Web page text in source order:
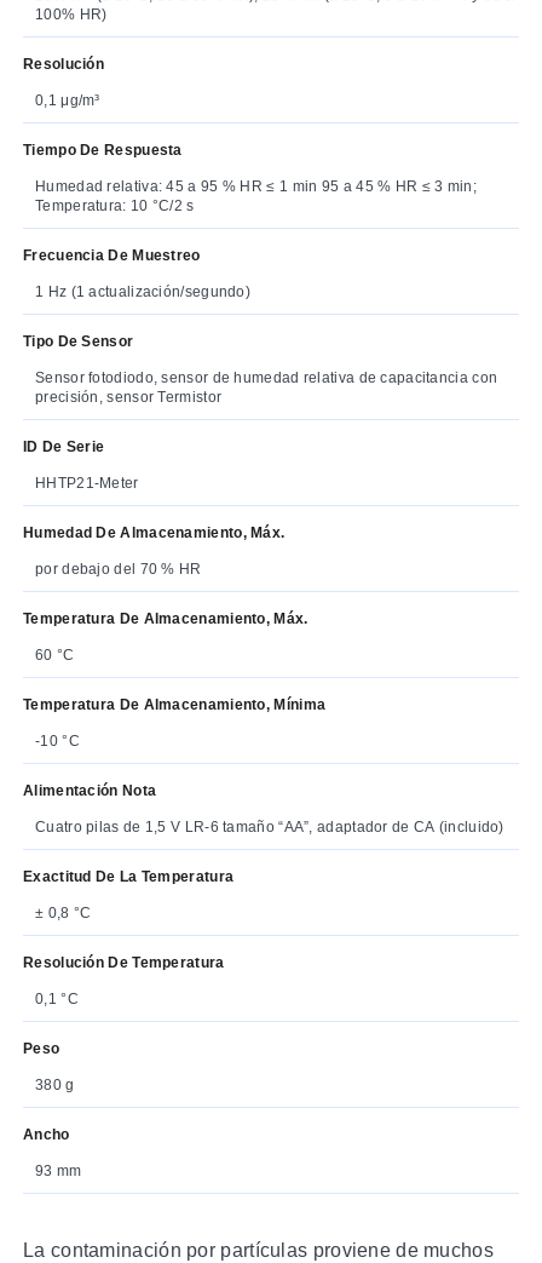
100% HR)
Resolución
0,1 μg/m³
Tiempo De Respuesta
Humedad relativa: 45 a 95 % HR ≤ 1 min 95 a 45 % HR ≤ 3 min;
Temperatura: 10 °C/2 s
Frecuencia De Muestreo
1 Hz (1 actualización/segundo)
Tipo De Sensor
Sensor fotodiodo, sensor de humedad relativa de capacitancia con
precisión, sensor Termistor
ID De Serie
HHTP21-Meter
Humedad De Almacenamiento, Máx.
por debajo del 70 % HR
Temperatura De Almacenamiento, Máx.
60 °C
Temperatura De Almacenamiento, Mínima
-10 °C
Alimentación Nota
Cuatro pilas de 1,5 V LR-6 tamaño “AA”, adaptador de CA (incluido)
Exactitud De La Temperatura
± 0,8 °C
Resolución De Temperatura
0,1 °C
Peso
380 g
Ancho
93 mm
La contaminación por partículas proviene de muchos